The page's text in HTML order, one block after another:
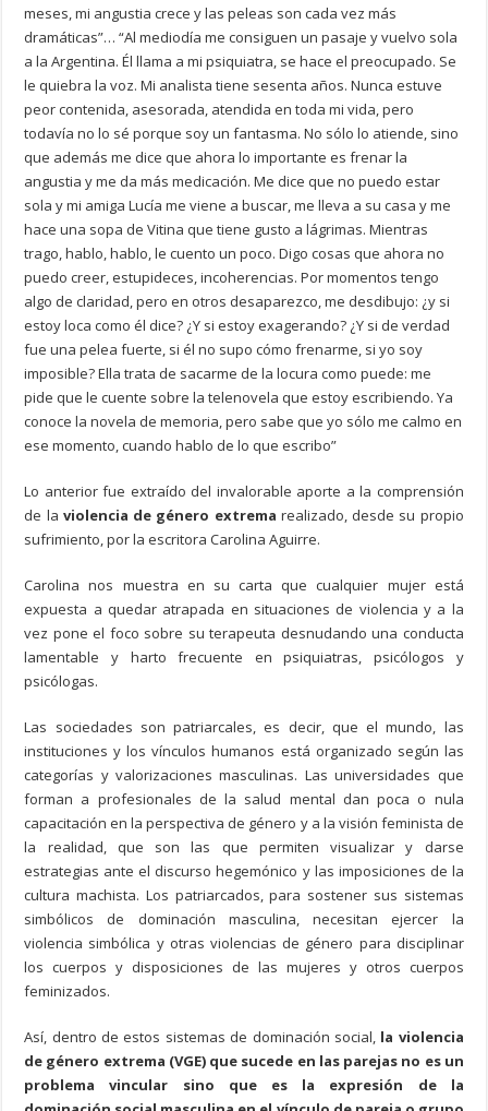
meses, mi angustia crece y las peleas son cada vez más
dramáticas”… “Al mediodía me consiguen un pasaje y vuelvo sola
a la Argentina. Él llama a mi psiquiatra, se hace el preocupado. Se
le quiebra la voz. Mi analista tiene sesenta años. Nunca estuve
peor contenida, asesorada, atendida en toda mi vida, pero
todavía no lo sé porque soy un fantasma. No sólo lo atiende, sino
que además me dice que ahora lo importante es frenar la
angustia y me da más medicación. Me dice que no puedo estar
sola y mi amiga Lucía me viene a buscar, me lleva a su casa y me
hace una sopa de Vitina que tiene gusto a lágrimas. Mientras
trago, hablo, hablo, le cuento un poco. Digo cosas que ahora no
puedo creer, estupideces, incoherencias. Por momentos tengo
algo de claridad, pero en otros desaparezco, me desdibujo: ¿y si
estoy loca como él dice? ¿Y si estoy exagerando? ¿Y si de verdad
fue una pelea fuerte, si él no supo cómo frenarme, si yo soy
imposible? Ella trata de sacarme de la locura como puede: me
pide que le cuente sobre la telenovela que estoy escribiendo. Ya
conoce la novela de memoria, pero sabe que yo sólo me calmo en
ese momento, cuando hablo de lo que escribo”
Lo anterior fue extraído del invalorable aporte a la comprensión
de la violencia de género extrema realizado, desde su propio
sufrimiento, por la escritora Carolina Aguirre.
Carolina nos muestra en su carta que cualquier mujer está
expuesta a quedar atrapada en situaciones de violencia y a la
vez pone el foco sobre su terapeuta desnudando una conducta
lamentable y harto frecuente en psiquiatras, psicólogos y
psicólogas.
Las sociedades son patriarcales, es decir, que el mundo, las
instituciones y los vínculos humanos está organizado según las
categorías y valorizaciones masculinas. Las universidades que
forman a profesionales de la salud mental dan poca o nula
capacitación en la perspectiva de género y a la visión feminista de
la realidad, que son las que permiten visualizar y darse
estrategias ante el discurso hegemónico y las imposiciones de la
cultura machista. Los patriarcados, para sostener sus sistemas
simbólicos de dominación masculina, necesitan ejercer la
violencia simbólica y otras violencias de género para disciplinar
los cuerpos y disposiciones de las mujeres y otros cuerpos
feminizados.
Así, dentro de estos sistemas de dominación social, la violencia
de género extrema (VGE) que sucede en las parejas no es un
problema vincular sino que es la expresión de la